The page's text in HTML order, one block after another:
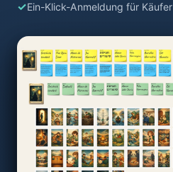
Ein-Klick-Anmeldung für Käufer